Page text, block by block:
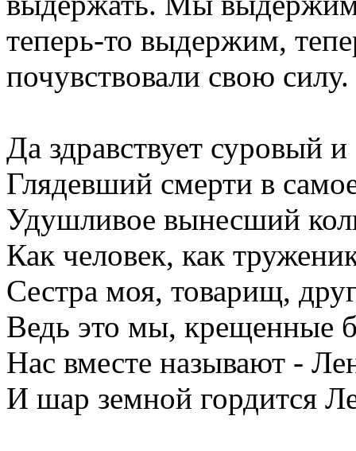
теперь-то выдержим,
почувствовали свою силу.
Да здравствует суровый
Глядевший смерти в
Удушливое вынесший
Как человек, как
Сестра моя, товарищ,
Ведь это мы, крещенные
Нас вместе называют -
И шар земной гордится